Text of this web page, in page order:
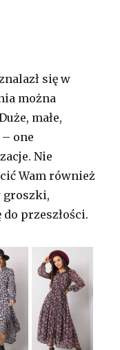
się w
można
małe,
one
Nie
Wam również
groszki,
przeszłości.